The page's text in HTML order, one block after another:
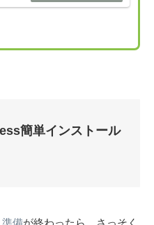
簡単インストール
備が終わったら、さっそく